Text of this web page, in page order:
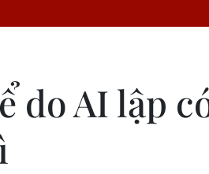
do AI lập